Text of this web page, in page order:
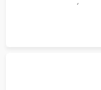
прессостата
концевика